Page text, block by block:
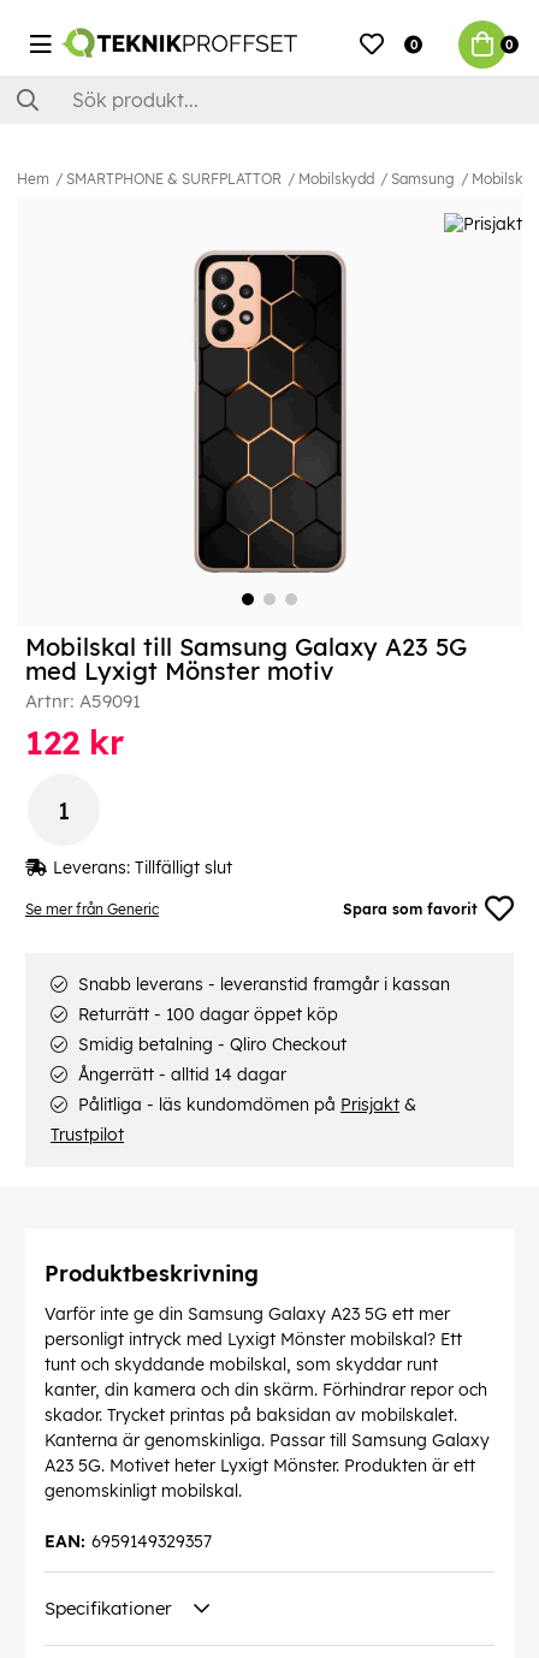
0 0
Hem SMARTPHONE & SURFPLATTOR Mobilskydd Samsung
Se mer från Generic Spara som favorit
Mobilskal till Samsung Galaxy A23 5G
med Lyxigt Mönster motiv
Artnr: A59091
122 kr
Leverans: Tillfälligt slut
Snabb leverans - leveranstid framgår i kassan
Returrätt - 100 dagar öppet köp
Smidig betalning - Qliro Checkout
Ångerrätt - alltid 14 dagar
Pålitliga - läs kundomdömen på Prisjakt &
Trustpilot
Produktbeskrivning
Varför inte ge din Samsung Galaxy A23 5G ett mer
personligt intryck med Lyxigt Mönster mobilskal? Ett
tunt och skyddande mobilskal, som skyddar runt
kanter, din kamera och din skärm. Förhindrar repor och
skador. Trycket printas på baksidan av mobilskalet.
Kanterna är genomskinliga. Passar till Samsung Galaxy
A23 5G. Motivet heter Lyxigt Mönster. Produkten är ett
genomskinligt mobilskal.
6959149329357
EAN:
Specifikationer